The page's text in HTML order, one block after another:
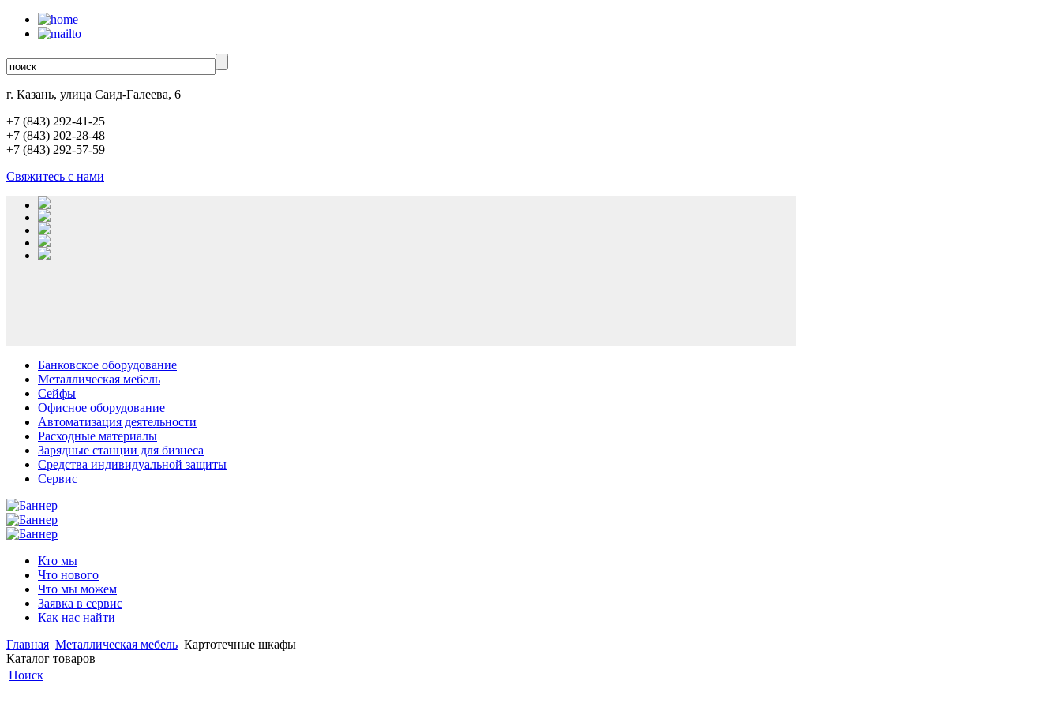
г. Казань, улица Саид-Галеева, 6
+7 (843) 292-41-25
+7 (843) 202-28-48
+7 (843) 292-57-59
Свяжитесь с нами
Банковское оборудование
Металлическая мебель
Сейфы
Офисное оборудование
Автоматизация деятельности
Расходные материалы
Зарядные станции для бизнеса
Средства индивидуальной защиты
Сервис
Кто мы
Что нового
Что мы можем
Заявка в сервис
Как нас найти
Главная Металлическая мебель Картотечные шкафы
Каталог товаров
Поиск